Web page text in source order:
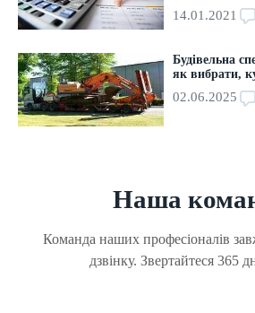
14.01.2021
Будівельна
як вибрати,
02.06.2025
Наша
Команда наших професіоналів
дзвінку. Звертайтеся 365